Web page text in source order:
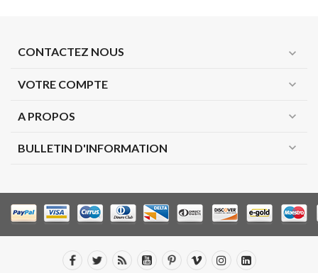
CONTACTEZ NOUS expand_more
VOTRE COMPTE expand_more
A PROPOS expand_more
BULLETIN D'INFORMATION expand_more